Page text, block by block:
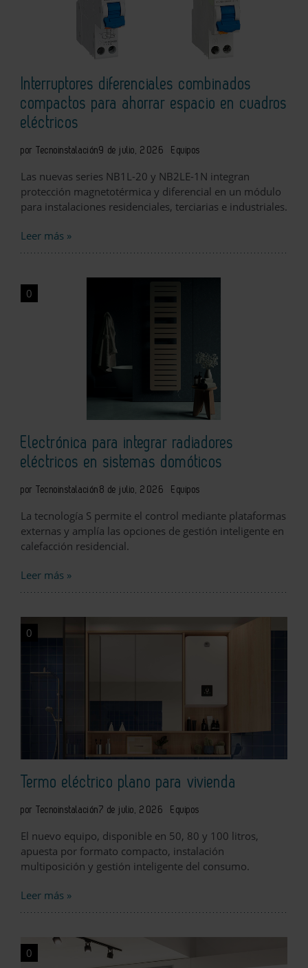
Interruptores diferenciales combinados
compactos para ahorrar espacio en cuadros
eléctricos
por Tecnoinstalación9 de julio, 2026 Equipos
Las nuevas series NB1L-20 y NB2LE-1N integran
protección magnetotérmica y diferencial en un módulo
para instalaciones residenciales, terciarias e industriales.
Leer más »
0
Electrónica para integrar radiadores
eléctricos en sistemas domóticos
por Tecnoinstalación 8 de julio, 2026 Equipos
La tecnología S permite el control mediante plataformas
externas y amplía las opciones de gestión inteligente en
calefacción residencial.
Leer más »
0
Termo eléctrico plano para vivienda
por Tecnoinstalación7 de julio, 2026 Equipos
El nuevo equipo, disponible en 50, 80 y 100 litros,
apuesta por formato compacto, instalación
multiposición y gestión inteligente del consumo.
Leer más »
0